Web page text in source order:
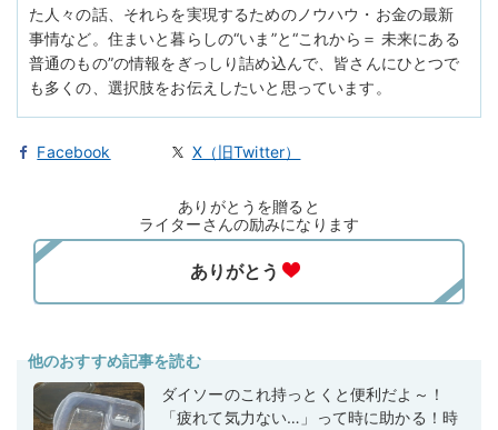
た人々の話、それらを実現するためのノウハウ・お金の最新
事情など。住まいと暮らしの“いま”と“これから＝ 未来にある
普通のもの”の情報をぎっしり詰め込んで、皆さんにひとつで
も多くの、選択肢をお伝えしたいと思っています。
Facebook X（旧Twitter）
ありがとうを贈ると
ライターさんの励みになります
他のおすすめ記事を読む
ダイソーのこれ持っとくと便利だよ～！
「疲れて気力ない…」って時に助かる！時